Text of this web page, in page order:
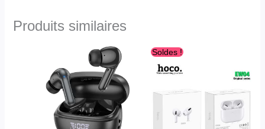
Produits similaires
Soldes !
Le
prix
initial
était :